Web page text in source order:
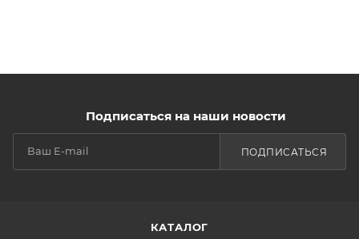
Подписаться на наши новости
ПОДПИСАТЬСЯ
КАТАЛОГ